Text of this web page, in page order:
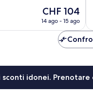
Il
prezzo
attuale
CHF 104
CHF 104
14 ago - 15 ago
idonei. Prenotare